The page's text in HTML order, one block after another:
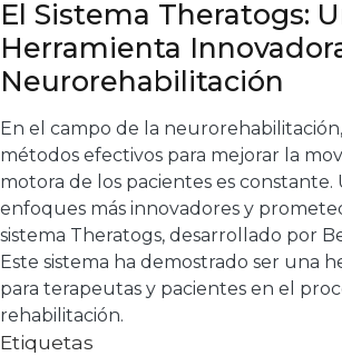
El Sistema Theratogs:
Herramienta
Neurorehabilitación
En el campo de la
métodos efectivos para mejorar la
motora de los pacientes es constante.
enfoques más innovadores y
sistema Theratogs, desarrollado por
Este sistema ha demostrado ser una
para terapeutas y pacientes en el
rehabilitación.
Etiquetas